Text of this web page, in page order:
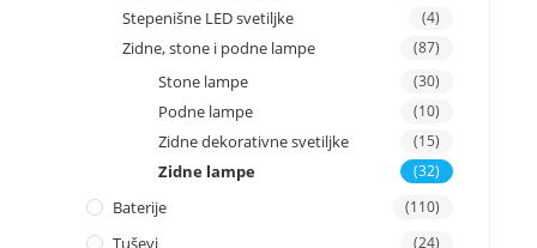
Stepenišne LED svetiljke (4)
Zidne, stone i podne lampe (87)
Stone lampe (30)
Podne lampe (10)
Zidne dekorativne svetiljke (15)
Zidne lampe (32)
Baterije (110)
Tuševi (24)